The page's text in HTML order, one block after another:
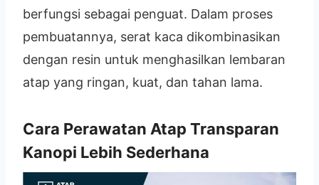
berfungsi sebagai penguat. Dalam proses
pembuatannya, serat kaca dikombinasikan
dengan resin untuk menghasilkan lembaran
atap yang ringan, kuat, dan tahan lama.
Cara Perawatan Atap Transparan
Kanopi Lebih Sederhana